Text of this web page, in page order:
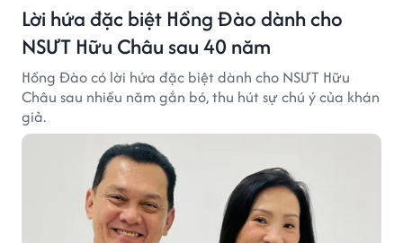
Lời hứa đặc biệt Hồng Đào dành cho
NSƯT Hữu Châu sau 40 năm
Hồng Đào có lời hứa đặc biệt dành cho NSƯT Hữu
Châu sau nhiều năm gắn bó, thu hút sự chú ý của khán
giả.